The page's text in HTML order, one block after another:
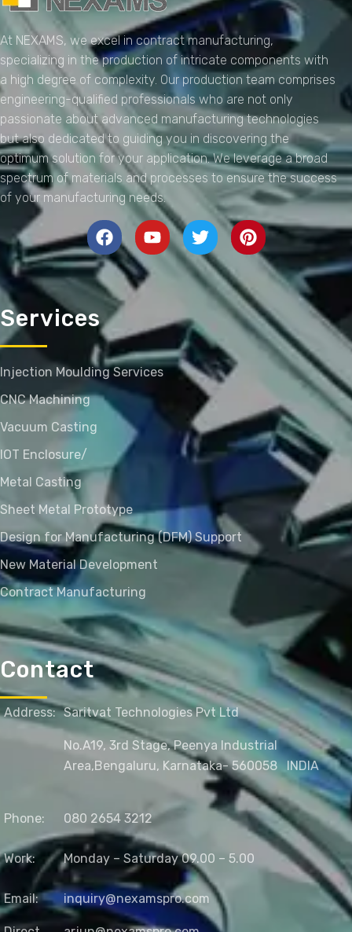
NEXAMS
At NEXAMS, we excel in contract manufacturing,
specializing in the production of intricate components with
a high degree of complexity. Our production team comprises
engineering-qualified professionals who are not only
passionate about advanced manufacturing technologies
but also dedicated to guiding you in discovering the
optimum solution for your application. We leverage a broad
spectrum of materials and processes to ensure the success
of your manufacturing needs.
Services
Injection Moulding Services
CNC Machining
Vacuum Casting
IOT Enclosure/
Metal Casting
Sheet Metal Prototype
Design for Manufacturing (DFM) Support
New Material Development
Contract Manufacturing
Contact
Address: Saritvat Technologies Pvt Ltd
No.A19, 3rd Stage, Peenya Industrial
Area,Bengaluru, Karnataka- 560058INDIA
Phone: 080 2654 3212
Work: Monday – Saturday 09.00 – 5.00
Email: inquiry@nexamspro.com